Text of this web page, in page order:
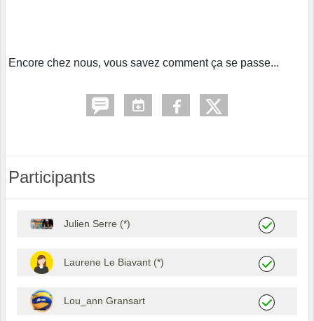
Encore chez nous, vous savez comment ça se passe...
Participants
Julien Serre (*)
Laurene Le Biavant (*)
Lou_ann Gransart